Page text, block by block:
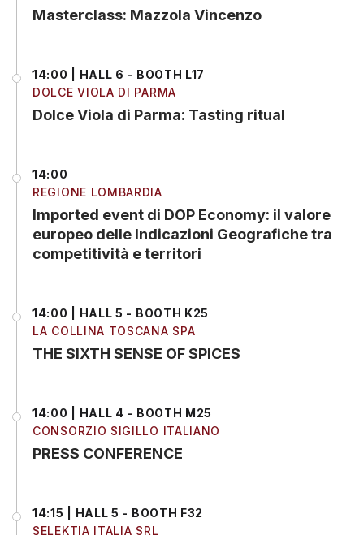
Masterclass: Mazzola Vincenzo
14:00 | HALL 6 - BOOTH L17
DOLCE VIOLA DI PARMA
Dolce Viola di Parma: Tasting ritual
14:00
REGIONE LOMBARDIA
Imported event di DOP Economy: il valore
europeo delle Indicazioni Geografiche tra
competitività e territori
14:00 | HALL 5 - BOOTH K25
LA COLLINA TOSCANA SPA
THE SIXTH SENSE OF SPICES
14:00 | HALL 4 - BOOTH M25
CONSORZIO SIGILLO ITALIANO
PRESS CONFERENCE
14:15 | HALL 5 - BOOTH F32
SELEKTIA ITALIA SRL